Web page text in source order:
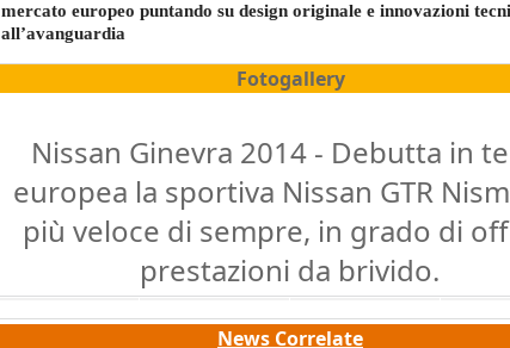
mercato europeo puntando su design originale e innovazioni
all’avanguardia
Fotogallery
Nissan Ginevra 2014 - Debutta in
europea la sportiva Nissan GTR
più veloce di sempre, in grado di
prestazioni da brivido.
News Correlate